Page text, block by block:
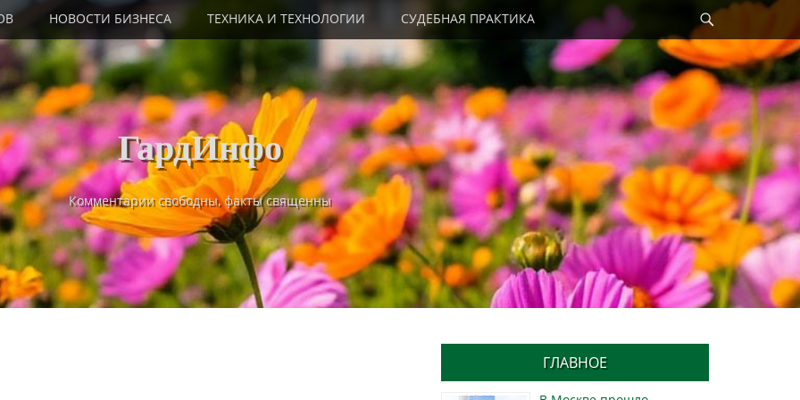
НОВОСТИ БИЗНЕСА ТЕХНИКА И ТЕХНОЛОГИИ СУДЕБНАЯ ПРАКТИКА
Найти
ГардИнфо
Комментарии свободны, факты священны
ГЛАВНОЕ